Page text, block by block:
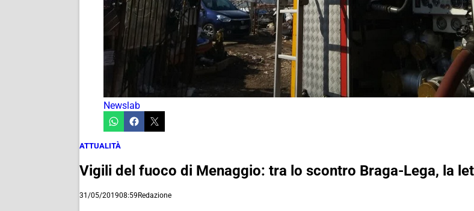
Newslab
ATTUALITÀ
Vigili del fuoco di Menaggio: tra lo scontro Braga-Lega, la
31/05/201908:59Redazione